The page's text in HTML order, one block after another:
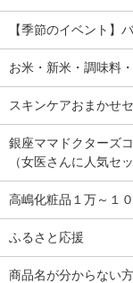
【季節のイベント
お米・新米・調味料
スキンケアおまかせ
銀座ママドクターズ
（女医さんに人気セッ
高嶋化粧品１万～１
ふるさと応援
商品名が分からない